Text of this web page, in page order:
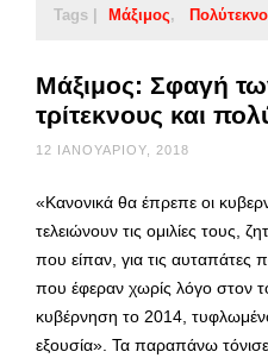
Tags | Μάξιμος
Μάξιμος: Σφαγή
τρίτεκνους και
12 ΙΑΝΟΥΑΡΊΟΥ, 2018
«Κανονικά θα έπρεπε οι
τελειώνουν τις ομιλίες τους,
που είπαν, για τις αυταπάτες
που έφεραν χωρίς λόγο στον
κυβέρνηση το 2014,
εξουσία». Τα παραπάνω